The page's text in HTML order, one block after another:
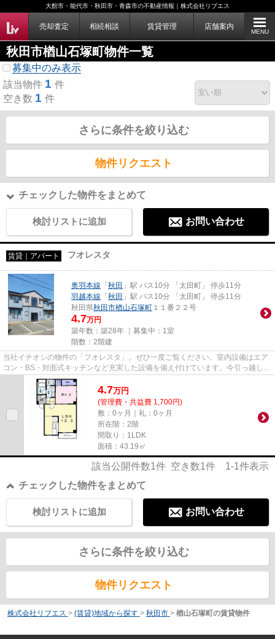
大館市・能代市・秋田市・青森市の不動産情報｜株式会社リブエス
売却査定 相続相談 賃貸管理 店舗案内
MENU
秋田市楢山石塚町物件一覧
募集中のみ表示
該当物件 1 件
空き数 1 件
さらに条件を絞り込む
物件リクエスト
チェックした物件をまとめて
検討リストに追加 お問い合わせ
賃貸｜アパート フオレスタ
奥羽本線 「 秋田 」駅 バス10分 「太田町」 停歩11分
羽越本線 「 秋田 」駅 バス10分 「太田町」 停歩11分
秋田県秋田市楢山石塚町 １１番２２号
4.7万円
築年数：築28年 ｜募集中： 1室
階数：2階建
当社イチオシの物件の「フオレスタ」。ぜひ一度ご覧ください。室内設備はエア
コン・BS・対面式キッチンなど充実した設備を備え付けています。今引っ越しを
お考えの方におすすめなのが...
4.7万円
(管理費・共益費 1,700円)
敷：0ヶ月｜礼：0ヶ月
所在階：2階
間取り：1LDK
面積：43.19㎡
該当公開件数1件 空き数1件 1-1件表示
チェックした物件をまとめて
お問い合わせ
検討リストに追加
さらに条件を絞り込む
物件リクエスト
株式会社リブエス > (賃貸)地域から探す > 秋田市 > 楢山石塚町の賃貸物件